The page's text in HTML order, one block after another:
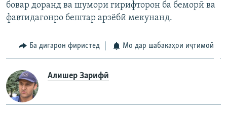
бовар доранд ва шумори гирифторон ба беморӣ ва
фавтидагонро бештар арзёбӣ мекунанд.
Ба дигарон фиристед Мо дар шабакаҳои иҷтимоӣ
Алишер Зарифӣ